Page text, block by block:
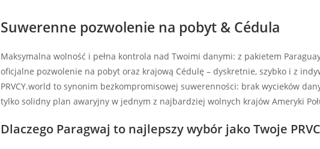
Suwerenne pozwolenie na pobyt & Cédula
Maksymalna wolność i pełna kontrola nad Twoimi danymi: z pakietem
oficjalne pozwolenie na pobyt oraz krajową Cédulę – dyskretnie, szybko i z
PRVCY.world to synonim bezkompromisowej suwerenności: brak wycieków
tylko solidny plan awaryjny w jednym z najbardziej wolnych krajów Ameryki
Dlaczego Paragwaj to najlepszy wybór jako Twoje